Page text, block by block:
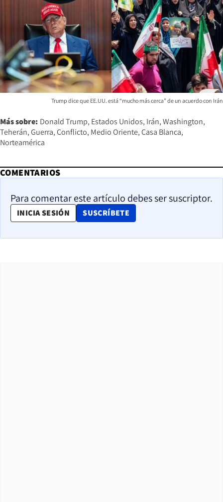
Trump dice que EE.UU. está “mucho más cerca” de un acuerdo con Irán
Más sobre: Donald Trump Estados Unidos Irán Washington
Teherán Guerra Conflicto Medio Oriente Casa Blanca
Norteamérica
COMENTARIOS
Para comentar este artículo debes ser suscriptor.
INICIA SESIÓN SUSCRÍBETE
OPENS IN NEW WINDOW